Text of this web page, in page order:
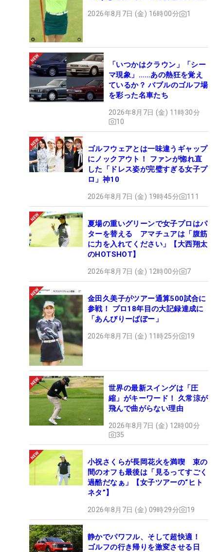
2026年8月7日 (金) 16時00分 1
「いつかはクラウン」「シー
マ現象」……あの熱狂を覚え
ているか？ バブルのゴルフ場
を彩った名車たち
2026年8月7日 (金) 11時30分
10
ゴルフウェアとは一味違うギャップ
にノックアウト！ ファンが惚れ直
した「ドレス姿が完璧すぎる女子プ
ロ」神10
2026年8月7日 (金) 19時45分 111
夏場の重いグリーンで女子プロはパ
ターを替える アマチュアは「腹筋
に力を入れてください」【大西翔太
のHOTSHOT】
2026年8月7日 (金) 12時00分 7
金田久美子がツアー通算500試合に
参戦！ プロ18年目の大記録達成に
「あんびりーばぼー」
2026年8月7日 (金) 11時25分 19
世界の最新スイングは「圧
縮」がキーワード！ 久常涼が
飛んで曲がらない理由
2026年8月7日 (金) 12時00分
35
小祝さくらが長岡花火を満喫 束の
間のオフも最後は「見るってすごく
過酷だなぁ」【女子ツアーの“ヒト
ネタ”】
2026年8月7日 (金) 09時29分 19
静かでパワフル、そして超快適！
ゴルフの行き帰りを激変させる日